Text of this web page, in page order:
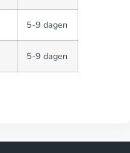
5-9 dagen
5-9 dagen